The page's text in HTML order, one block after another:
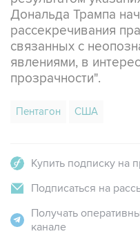
Дональда Трампа
рассекречивания
связанных с
явлениями, в
прозрачности".
Пентагон США
Купить подписку на
Подписаться на
Получать
канале